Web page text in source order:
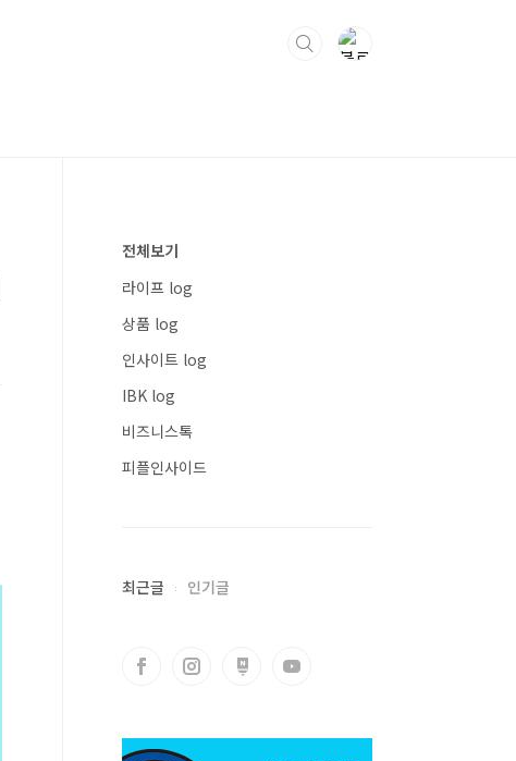
전체보기
라이프 log
상품 log
인사이트 log
IBK log
비즈니스톡
피플인사이드
최근글 인기글